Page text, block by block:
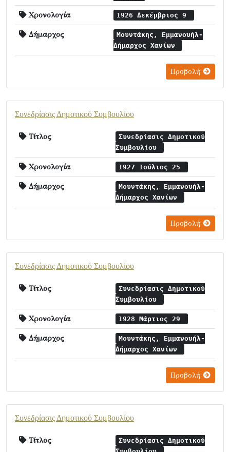
Χρονολογία 1926 Δεκέμβριος 9
Δήμαρχος
Μουντάκης, Εμμανουήλ-
Δήμαρχος Χανίων
Προβολή
Συνεδρίασις Δημοτικού Συμβουλίου
Τίτλος
Συνεδρίασις Δημοτικού
Συμβουλίου
Χρονολογία 1927 Ιούλιος 25
Δήμαρχος
Μουντάκης, Εμμανουήλ-
Δήμαρχος Χανίων
Προβολή
Συνεδρίασις Δημοτικού Συμβουλίου
Τίτλος
Συνεδρίασις Δημοτικού
Συμβουλίου
Χρονολογία 1928 Μάρτιος 29
Δήμαρχος
Μουντάκης, Εμμανουήλ-
Δήμαρχος Χανίων
Προβολή
Συνεδρίασις Δημοτικού Συμβουλίου
Τίτλος
Συνεδρίασις Δημοτικού